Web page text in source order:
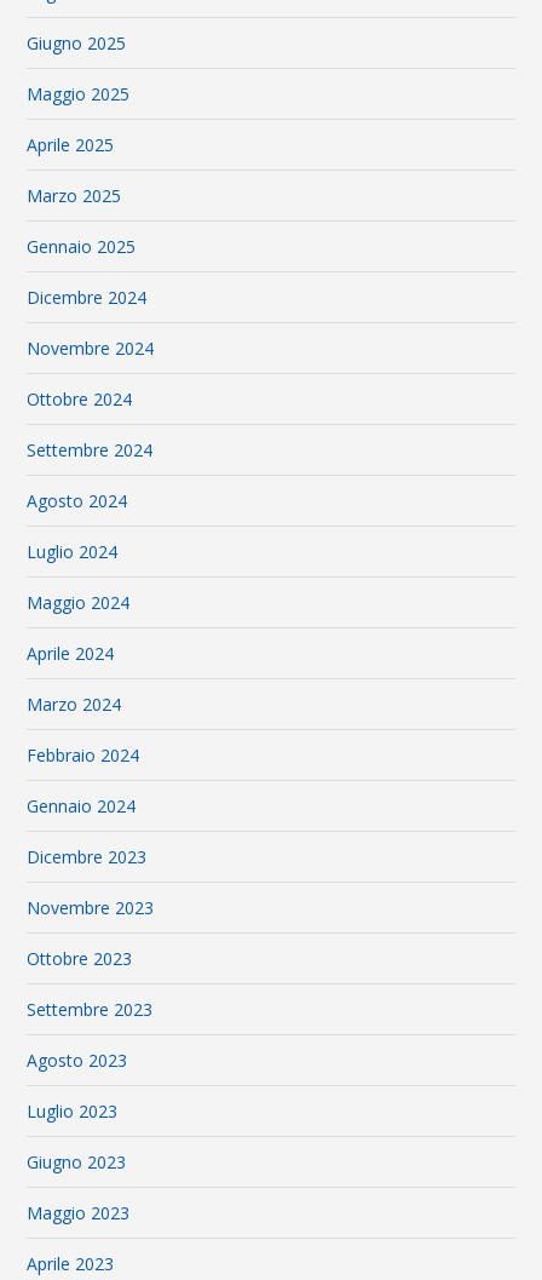
Giugno 2025
Maggio 2025
Aprile 2025
Marzo 2025
Gennaio 2025
Dicembre 2024
Novembre 2024
Ottobre 2024
Settembre 2024
Agosto 2024
Luglio 2024
Maggio 2024
Aprile 2024
Marzo 2024
Febbraio 2024
Gennaio 2024
Dicembre 2023
Novembre 2023
Ottobre 2023
Settembre 2023
Agosto 2023
Luglio 2023
Giugno 2023
Maggio 2023
Aprile 2023